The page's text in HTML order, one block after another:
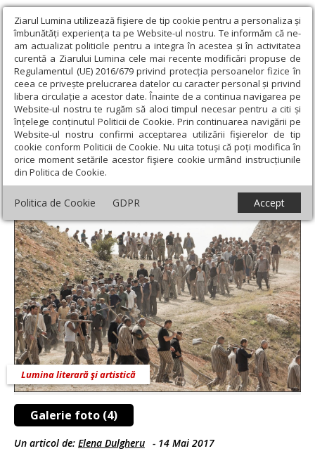
Ziarul Lumina utilizează fişiere de tip cookie pentru a personaliza și
îmbunătăți experiența ta pe Website-ul nostru. Te informăm că ne-
am actualizat politicile pentru a integra în acestea și în activitatea
curentă a Ziarului Lumina cele mai recente modificări propuse de
Regulamentul (UE) 2016/679 privind protecția persoanelor fizice în
ceea ce privește prelucrarea datelor cu caracter personal și privind
libera circulație a acestor date. Înainte de a continua navigarea pe
Website-ul nostru te rugăm să aloci timpul necesar pentru a citi și
înțelege conținutul Politicii de Cookie. Prin continuarea navigării pe
Website-ul nostru confirmi acceptarea utilizării fişierelor de tip
cookie conform Politicii de Cookie. Nu uita totuși că poți modifica în
orice moment setările acestor fişiere cookie urmând instrucțiunile
din Politica de Cookie.
Politica de Cookie GDPR Accept
Ziarul Lumina › Educaţie și Cultură › Lumina literară şi artistică ›
Film: Închisorile comuniste: o provocare pentru filmul românesc
Film: Închisorile comuniste: o provocare
pentru filmul românesc
Galerie foto (4)
Lumina literară şi artistică
Un articol de: Elena Dulgheru - 14 Mai 2017